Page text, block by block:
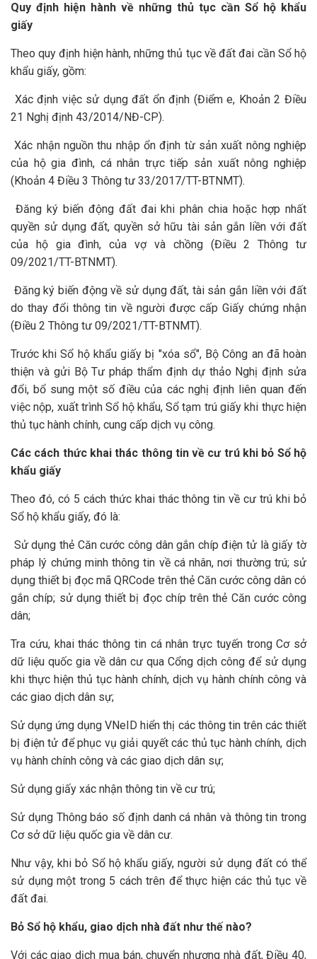
Quy định hiện hành về những thủ tục cần Sổ hộ khẩu
giấy
Theo quy định hiện hành, những thủ tục về đất đai cần Sổ hộ
khẩu giấy, gồm:
Xác định việc sử dụng đất ổn định (Điểm e, Khoản 2 Điều
21 Nghị định 43/2014/NĐ-CP).
Xác nhận nguồn thu nhập ổn định từ sản xuất nông nghiệp
của hộ gia đình, cá nhân trực tiếp sản xuất nông nghiệp
(Khoản 4 Điều 3 Thông tư 33/2017/TT-BTNMT).
Đăng ký biến động đất đai khi phân chia hoặc hợp nhất
quyền sử dụng đất, quyền sở hữu tài sản gắn liền với đất
của hộ gia đình, của vợ và chồng (Điều 2 Thông tư
09/2021/TT-BTNMT).
Đăng ký biến động về sử dụng đất, tài sản gắn liền với đất
do thay đổi thông tin về người được cấp Giấy chứng nhận
(Điều 2 Thông tư 09/2021/TT-BTNMT).
Trước khi Sổ hộ khẩu giấy bị "xóa sổ", Bộ Công an đã hoàn
thiện và gửi Bộ Tư pháp thẩm định dự thảo Nghị định sửa
đổi, bổ sung một số điều của các nghị định liên quan đến
việc nộp, xuất trình Sổ hộ khẩu, Sổ tạm trú giấy khi thực hiện
thủ tục hành chính, cung cấp dịch vụ công.
Các cách thức khai thác thông tin về cư trú khi bỏ Sổ hộ
khẩu giấy
Theo đó, có 5 cách thức khai thác thông tin về cư trú khi bỏ
Sổ hộ khẩu giấy, đó là:
Sử dụng thẻ Căn cước công dân gắn chíp điện tử là giấy tờ
pháp lý chứng minh thông tin về cá nhân, nơi thường trú; sử
dụng thiết bị đọc mã QRCode trên thẻ Căn cước công dân có
gắn chíp; sử dụng thiết bị đọc chíp trên thẻ Căn cước công
dân;
Tra cứu, khai thác thông tin cá nhân trực tuyến trong Cơ sở
dữ liệu quốc gia về dân cư qua Cổng dịch công để sử dụng
khi thực hiện thủ tục hành chính, dịch vụ hành chính công và
các giao dịch dân sự;
Sử dụng ứng dụng VNeID hiển thị các thông tin trên các thiết
bị điện tử để phục vụ giải quyết các thủ tục hành chính, dịch
vụ hành chính công và các giao dịch dân sự;
Sử dụng giấy xác nhận thông tin về cư trú;
Sử dụng Thông báo số định danh cá nhân và thông tin trong
Cơ sở dữ liệu quốc gia về dân cư.
Như vậy, khi bỏ Sổ hộ khẩu giấy, người sử dụng đất có thể
sử dụng một trong 5 cách trên để thực hiện các thủ tục về
đất đai.
Bỏ Sổ hộ khẩu, giao dịch nhà đất như thế nào?
Với các giao dịch mua bán, chuyển nhượng nhà đất, Điều 40,